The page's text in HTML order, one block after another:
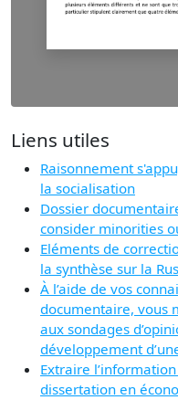
Liens utiles
Raisonnement
la socialisation
Dossier
consider minorities
Eléments de
la synthèse sur la
À l’aide de vos
documentaire, vous
aux sondages
développement
Extraire
dissertation en